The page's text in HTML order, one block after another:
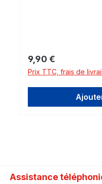
Prix régulier :
9,90 €
Prix TTC, frais de
Assistance